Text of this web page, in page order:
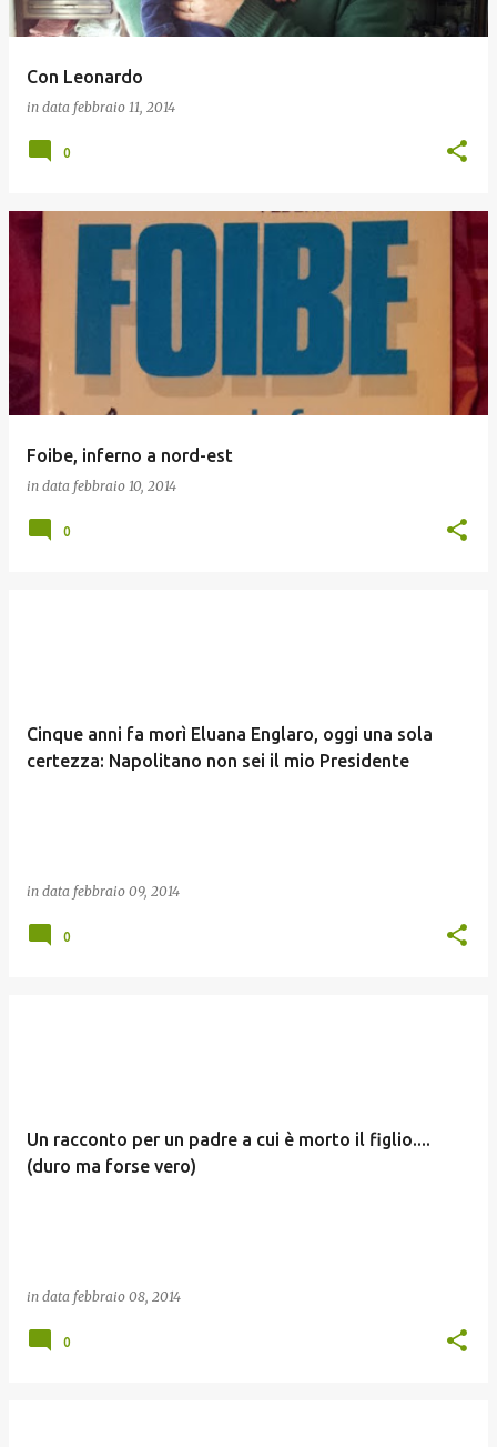
Con Leonardo
in data febbraio 11, 2014
0
Foibe, inferno a nord-est
in data febbraio 10, 2014
0
Cinque anni fa morì Eluana Englaro, oggi una sola
certezza: Napolitano non sei il mio Presidente
in data febbraio 09, 2014
0
Un racconto per un padre a cui è morto il figlio....
(duro ma forse vero)
in data febbraio 08, 2014
0